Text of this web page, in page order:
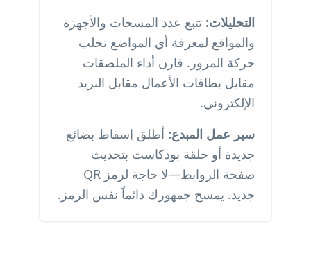
التحليلات: تتبع عدد المسحات والأجهزة
والمواقع لمعرفة أي المواضع تجلب
حركة المرور. قارن أداء الملصقات
مقابل بطاقات الأعمال مقابل البريد
الإلكتروني.
سير عمل المبدع: أطلق إسقاط بضائع
جديدة أو حلقة بودكاست بتحديث
صفحة الروابط—لا حاجة لرمز QR
جديد. يمسح جمهورك دائماً نفس الرمز.